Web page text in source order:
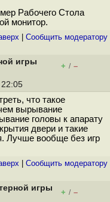
Рабочего Стола
монитор.
Cообщить модератору
игры
+ / –
что такое
вырывание
головы к апарату
двери и такие
Лучше вообще без игр
Cообщить модератору
игры
+ / –